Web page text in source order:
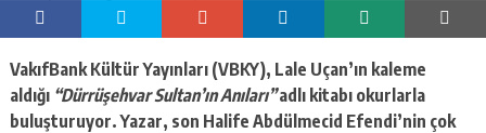
VakıfBank Kültür Yayınları (VBKY), Lale Uçan’ın kaleme
aldığı “Dürrüşehvar Sultan’ın Anıları”adlı kitabı okurlarla
buluşturuyor. Yazar, son Halife Abdülmecid Efendi’nin çok